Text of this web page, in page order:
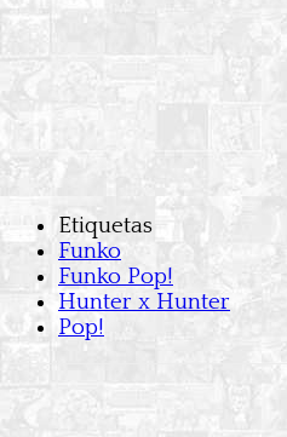
Etiquetas
Funko
Funko Pop!
Hunter x Hunter
Pop!